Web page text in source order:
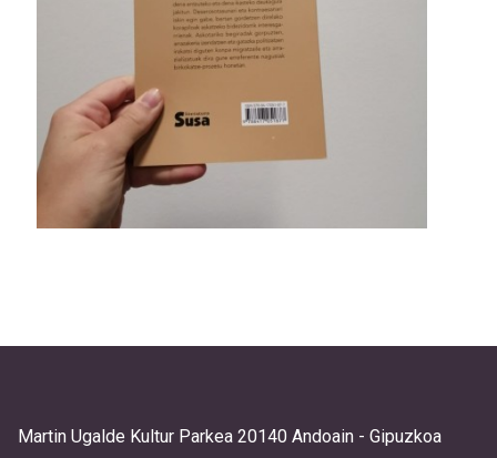
Martin Ugalde Kultur Parkea 20140 Andoain - Gipuzkoa